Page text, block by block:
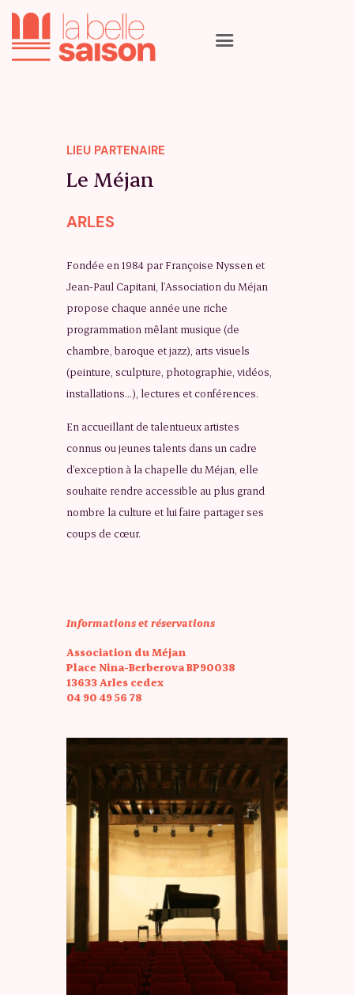
Les artistes
Le calendrier
LIEU PARTENAIRE
Le Méjan
ARLES
Fondée en 1984 par Françoise Nyssen et
Jean-Paul Capitani, l’Association du Méjan
propose chaque année une riche
programmation mêlant musique (de
chambre, baroque et jazz), arts visuels
(peinture, sculpture, photographie, vidéos,
installations…), lectures et conférences.
En accueillant de talentueux artistes
connus ou jeunes talents dans un cadre
d’exception à la chapelle du Méjan, elle
souhaite rendre accessible au plus grand
nombre la culture et lui faire partager ses
coups de cœur.
Informations et réservations
Association du Méjan
Place Nina-Berberova BP90038
13633 Arles cedex
04 90 49 56 78